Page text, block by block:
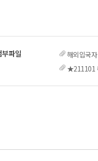
해외입국
★211101